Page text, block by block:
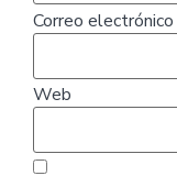
Correo electrónico
Web